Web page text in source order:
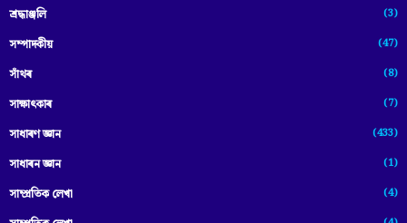
শ্ৰদ্ধাঞ্জলি (3)
সম্পাদকীয় (47)
সাঁথৰ (8)
সাক্ষাৎকাৰ (7)
সাধাৰণ জ্ঞান (433)
সাধাৰন জ্ঞান (1)
সাম্প্রতিক লেখা (4)